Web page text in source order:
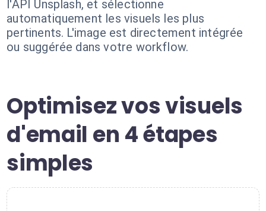
l'API Unsplash, et sélectionne
automatiquement les visuels les plus
pertinents. L'image est directement intégrée
ou suggérée dans votre workflow.
Optimisez vos visuels
d'email en 4 étapes
simples